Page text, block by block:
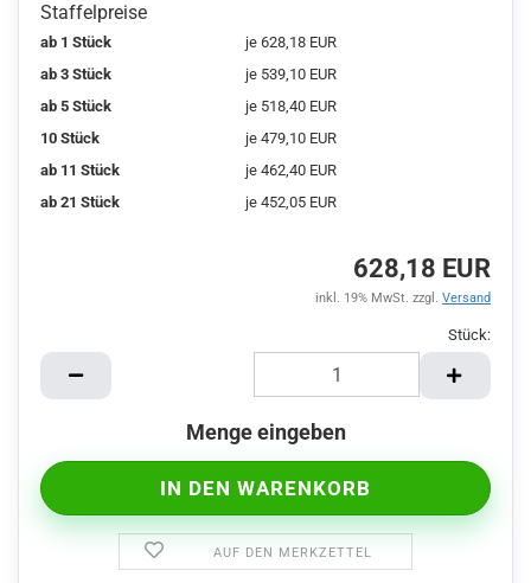
Staffelpreise
ab 1 Stück
je 628,18 EUR
ab 3 Stück
je 539,10 EUR
ab 5 Stück
je 518,40 EUR
10 Stück
je 479,10 EUR
ab 11 Stück
je 462,40 EUR
ab 21 Stück
je 452,05 EUR
628,18 EUR
inkl. 19% MwSt. zzgl. Versand
Stück:
Stück
Menge eingeben
AUF DEN MERKZETTEL